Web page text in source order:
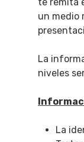
un medio
La
niveles
La